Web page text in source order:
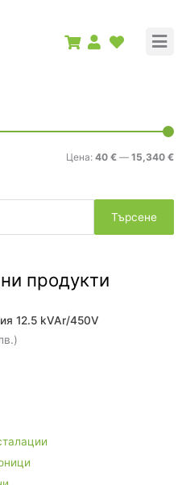
Цена: 40 € — 15,340 €
Търсене
продукти
12.5 kVAr/450V